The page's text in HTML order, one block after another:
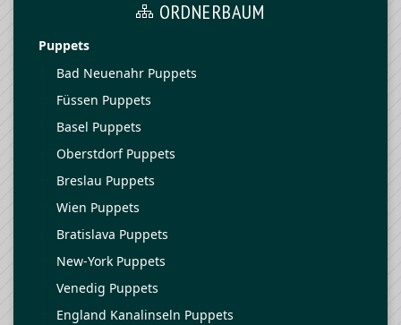
ORDNERBAUM
Puppets
Bad Neuenahr Puppets
Füssen Puppets
Basel Puppets
Oberstdorf Puppets
Breslau Puppets
Wien Puppets
Bratislava Puppets
New-York Puppets
Venedig Puppets
England Kanalinseln Puppets